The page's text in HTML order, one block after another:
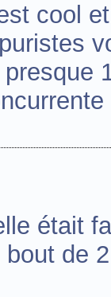
cool
était
bout de